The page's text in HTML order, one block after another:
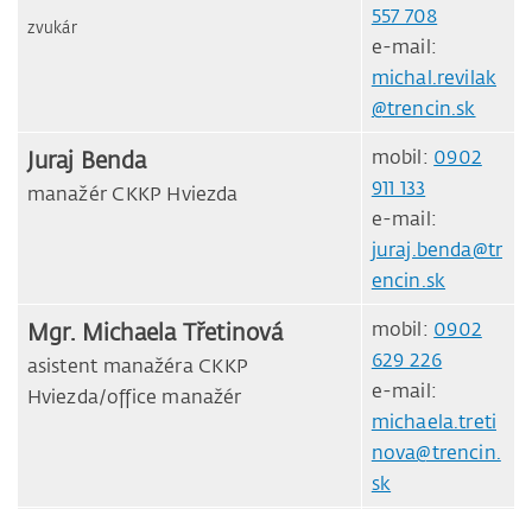
zvukár
557 708
e-mail:
michal.revilak
@trencin.sk
Juraj Benda
manažér CKKP Hviezda
mobil: 0902
911 133
e-mail:
juraj.benda@tr
encin.sk
Mgr. Michaela Třetinová
asistent manažéra CKKP
Hviezda/office manažér
mobil: 0902
629 226
e-mail:
michaela.treti
nova@trencin.
sk